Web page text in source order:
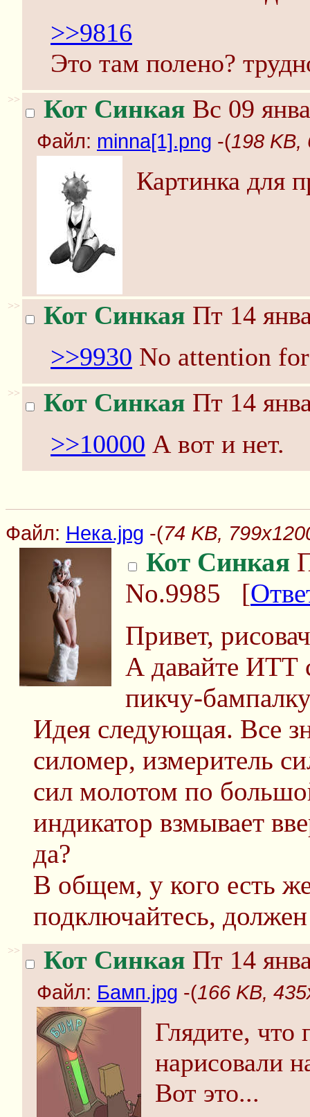
>>9816
Это там полено?
>> Кот Синкая Вс 09
Файл: minna[1].png -(198 KB,
Картинка для
>> Кот Синкая Пт 14
>>9930 No attention
>> Кот Синкая Пт 14
>>10000 А вот и нет.
Файл: Нека.jpg -(74 KB,
Кот Синкая
No.9985 [
Привет,
А давайте ИТТ
пикчу-
Идея следующая. Все
силомер, измеритель
сил молотом по
индикатор взмывает
да?
В общем, у кого есть
подключайтесь,
>> Кот Синкая Пт 14
Файл: Бамп.jpg -(166 KB,
Глядите, что
нарисовали
Вот это...